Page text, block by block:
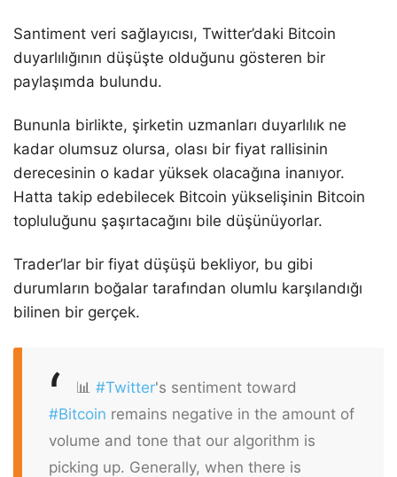
Santiment veri sağlayıcısı, Twitter’daki Bitcoin
duyarlılığının düşüşte olduğunu gösteren bir
paylaşımda bulundu.
Bununla birlikte, şirketin uzmanları duyarlılık ne
kadar olumsuz olursa, olası bir fiyat rallisinin
derecesinin o kadar yüksek olacağına inanıyor.
Hatta takip edebilecek Bitcoin yükselişinin Bitcoin
topluluğunu şaşırtacağını bile düşünüyorlar.
Trader’lar bir fiyat düşüşü bekliyor, bu gibi
durumların boğalar tarafından olumlu karşılandığı
bilinen bir gerçek.
📊 #Twitter's sentiment toward
#Bitcoin remains negative in the amount of
volume and tone that our algorithm is
picking up. Generally, when there is